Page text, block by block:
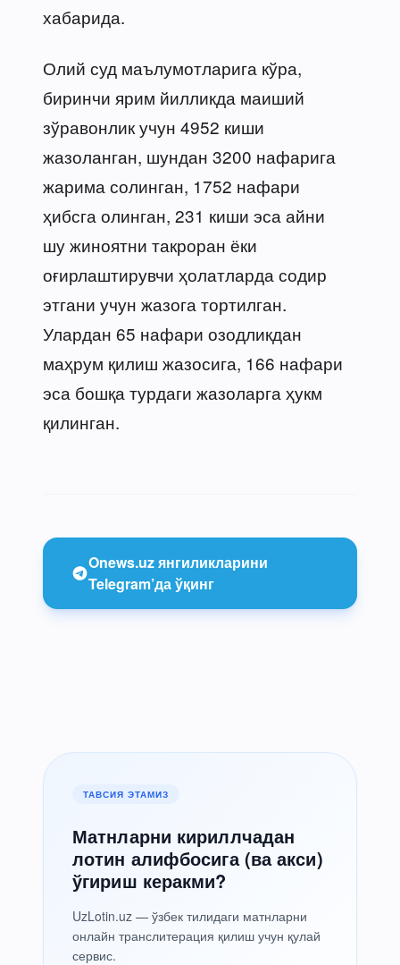
хабарида.
Олий суд маълумотларига кўра,
биринчи ярим йилликда маиший
зўравонлик учун 4952 киши
жазоланган, шундан 3200 нафарига
жарима солинган, 1752 нафари
ҳибсга олинган, 231 киши эса айни
шу жиноятни такроран ёки
оғирлаштирувчи ҳолатларда содир
этгани учун жазога тортилган.
Улардан 65 нафари озодликдан
маҳрум қилиш жазосига, 166 нафари
эса бошқа турдаги жазоларга ҳукм
қилинган.
Onews.uz янгиликларини
Telegram’да ўқинг
ТАВСИЯ ЭТАМИЗ
Матнларни кириллчадан
лотин алифбосига (ва акси)
ўгириш керакми?
UzLotin.uz — ўзбек тилидаги матнларни
онлайн транслитерация қилиш учун қулай
сервис.